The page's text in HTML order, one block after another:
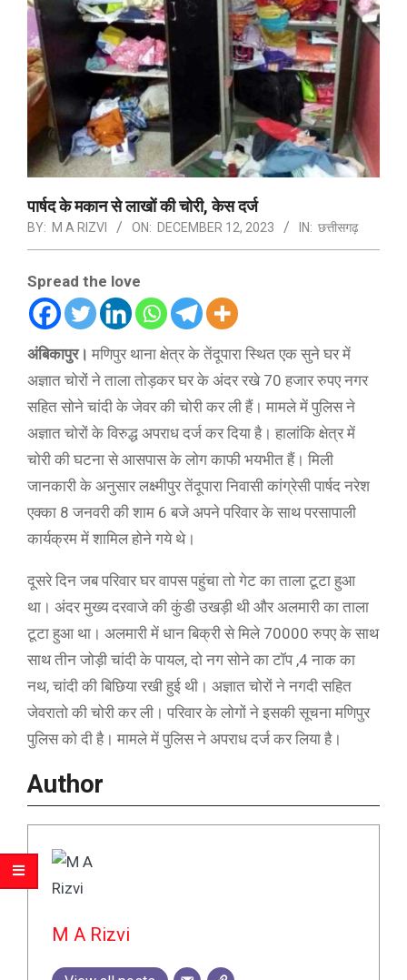
पार्षद के मकान से लाखों की चोरी, केस दर्ज
BY: M A RIZVI ON: DECEMBER 12, 2023 IN: छत्तीसगढ़
Spread the love
अंबिकापुर। मणिपुर थाना क्षेत्र के तेंदूपारा स्थित एक सुने घर में
अज्ञात चोरों ने ताला तोड़कर घर के अंदर रखे 70 हजार रुपए नगर
सहित सोने चांदी के जेवर की चोरी कर ली हैं। मामले में पुलिस ने
अज्ञात चोरों के विरुद्ध अपराध दर्ज कर दिया है। हालांकि क्षेत्र में
चोरी की घटना से आसपास के लोग काफी भयभीत हैं। मिली
जानकारी के अनुसार लक्ष्मीपुर तेंदूपारा निवासी कांग्रेसी पार्षद नरेश
एक्का 8 जनवरी की शाम 6 बजे अपने परिवार के साथ परसापाली
कार्यक्रम में शामिल होने गये थे।
दूसरे दिन जब परिवार घर वापस पहुंचा तो गेट का ताला टूटा हुआ
था। अंदर मुख्य दरवाजे की कुंडी उखड़ी थी और अलमारी का ताला
टूटा हुआ था। अलमारी में धान बिक्री से मिले 70000 रुपए के साथ
साथ तीन जोड़ी चांदी के पायल, दो नग सोने का टॉप ,4 नाक का
नथ, चांदी की बिछिया रखी हुई थी। अज्ञात चोरों ने नगदी सहित
जेवरातो की चोरी कर ली। परिवार के लोगों ने इसकी सूचना मणिपुर
पुलिस को दी है। मामले में पुलिस ने अपराध दर्ज कर लिया है।
Author
M A Rizvi